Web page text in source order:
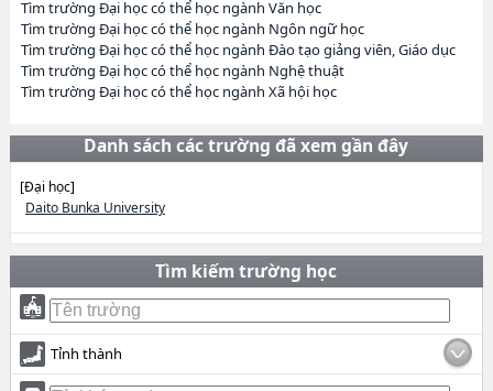
Tìm trường Đại học có thể học ngành Văn học
Tìm trường Đại học có thể học ngành Ngôn ngữ học
Tìm trường Đại học có thể học ngành Đào tạo giảng viên, Giáo dục
Tìm trường Đại học có thể học ngành Nghệ thuật
Tìm trường Đại học có thể học ngành Xã hội học
Danh sách các trường đã xem gần đây
[Đại học]
Daito Bunka University
Tìm kiếm trường học
Tỉnh thành